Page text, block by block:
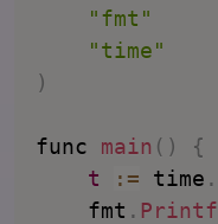
"fmt"
"time"
)
func main ( )
{
t
: = time .
    fmt
. Printf